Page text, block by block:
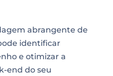
abrangente de
identificar
e otimizar a
end do seu